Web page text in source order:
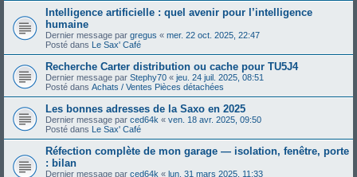
Intelligence artificielle : quel avenir pour l’intelligence
humaine
Dernier message par gregus « mer. 22 oct. 2025, 22:47
Posté dans Le Sax' Café
Recherche Carter distribution ou cache pour TU5J4
Dernier message par Stephy70 « jeu. 24 juil. 2025, 08:51
Posté dans Achats / Ventes Pièces détachées
Les bonnes adresses de la Saxo en 2025
Dernier message par ced64k « ven. 18 avr. 2025, 09:50
Posté dans Le Sax' Café
Réfection complète de mon garage — isolation, fenêtre, porte
: bilan
Dernier message par ced64k « lun. 31 mars 2025, 11:33